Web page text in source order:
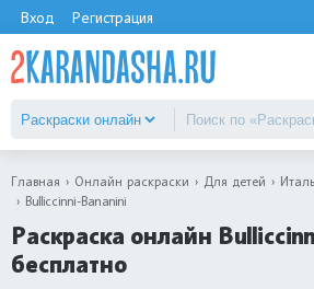
Вход Регистрация
Главная Онлайн раскраски Для детей
Bulliccinni-Bananini
Раскраска онлайн
бесплатно